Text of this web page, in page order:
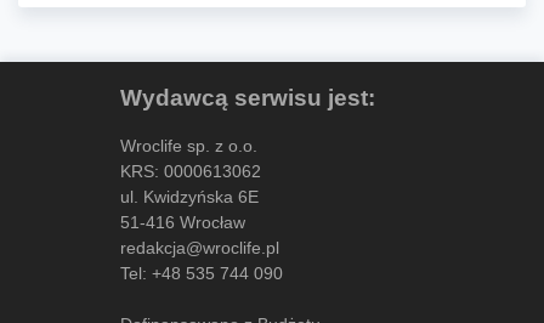
Wydawcą serwisu jest:
Wroclife sp. z o.o.
KRS: 0000613062
ul. Kwidzyńska 6E
51-416 Wrocław
redakcja@wroclife.pl
Tel: +48 535 744 090